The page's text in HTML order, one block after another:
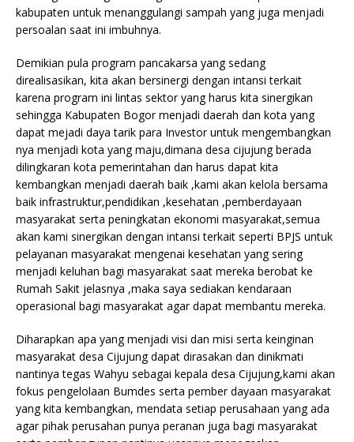
kabupaten untuk menanggulangi sampah yang juga menjadi
persoalan saat ini imbuhnya.
Demikian pula program pancakarsa yang sedang
direalisasikan, kita akan bersinergi dengan intansi terkait
karena program ini lintas sektor yang harus kita sinergikan
sehingga Kabupaten Bogor menjadi daerah dan kota yang
dapat mejadi daya tarik para Investor untuk mengembangkan
nya menjadi kota yang maju,dimana desa cijujung berada
dilingkaran kota pemerintahan dan harus dapat kita
kembangkan menjadi daerah baik ,kami akan kelola bersama
baik infrastruktur,pendidikan ,kesehatan ,pemberdayaan
masyarakat serta peningkatan ekonomi masyarakat,semua
akan kami sinergikan dengan intansi terkait seperti BPJS untuk
pelayanan masyarakat mengenai kesehatan yang sering
menjadi keluhan bagi masyarakat saat mereka berobat ke
Rumah Sakit jelasnya ,maka saya sediakan kendaraan
operasional bagi masyarakat agar dapat membantu mereka.
Diharapkan apa yang menjadi visi dan misi serta keinginan
masyarakat desa Cijujung dapat dirasakan dan dinikmati
nantinya tegas Wahyu sebagai kepala desa Cijujung,kami akan
fokus pengelolaan Bumdes serta pember dayaan masyarakat
yang kita kembangkan, mendata setiap perusahaan yang ada
agar pihak perusahan punya peranan juga bagi masyarakat